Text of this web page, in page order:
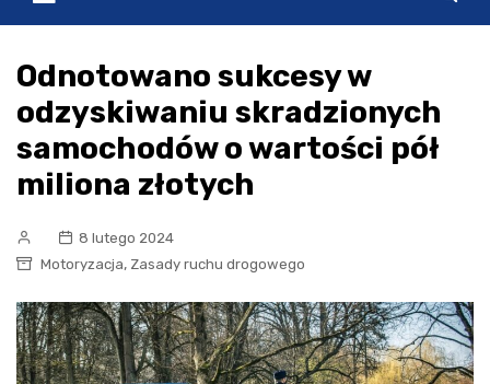
Odnotowano sukcesy w
odzyskiwaniu skradzionych
samochodów o wartości pół
miliona złotych
8 lutego 2024
Motoryzacja, Zasady ruchu drogowego